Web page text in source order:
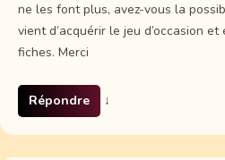
ne les font plus, avez-vous la
vient d’acquérir le jeu d’occasion
fiches. Merci
Répondre ↓